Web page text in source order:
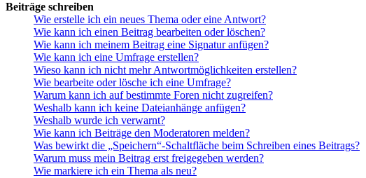
Beiträge schreiben
Wie erstelle ich ein neues Thema oder eine Antwort?
Wie kann ich einen Beitrag bearbeiten oder löschen?
Wie kann ich meinem Beitrag eine Signatur anfügen?
Wie kann ich eine Umfrage erstellen?
Wieso kann ich nicht mehr Antwortmöglichkeiten erstellen?
Wie bearbeite oder lösche ich eine Umfrage?
Warum kann ich auf bestimmte Foren nicht zugreifen?
Weshalb kann ich keine Dateianhänge anfügen?
Weshalb wurde ich verwarnt?
Wie kann ich Beiträge den Moderatoren melden?
Was bewirkt die „Speichern“-Schaltfläche beim Schreiben eines Beitrags?
Warum muss mein Beitrag erst freigegeben werden?
Wie markiere ich ein Thema als neu?